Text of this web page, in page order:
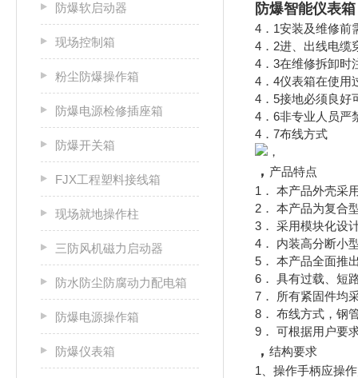
防爆软启动器
现场控制箱
粉尘防爆操作箱
防爆电源检修插座箱
防爆开关箱
FJX工程塑料接线箱
现场就地操作柱
三防风机磁力启动器
防水防尘防腐动力配电箱
防爆电源操作箱
防爆仪表箱
防爆智能仪表
4．1安装及维修前
4．2进、出线电缆
4．3在维修拆卸时
4．4仪表箱在使用
4．5接地必须良好
4．6非专业人员严
4．7布线方式
， 产品特点
1． 本产品外壳采
2． 本产品为复合
3． 采用模块化设
4． 内装高分断小
5． 本产品全面推
6． 具有过载、短
7． 所有紧固件均
8． 布线方式，钢
9． 可根据用户要
， 结构要求
1、操作手柄应操